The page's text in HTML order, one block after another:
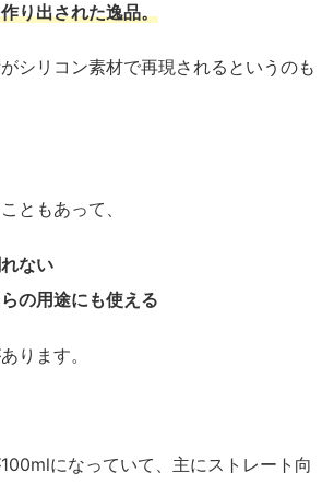
り出された逸品。
シリコン素材で再現されるというのも
ともあって、
ない
の用途にも使える
ります。
100mlになっていて、主にストレート向